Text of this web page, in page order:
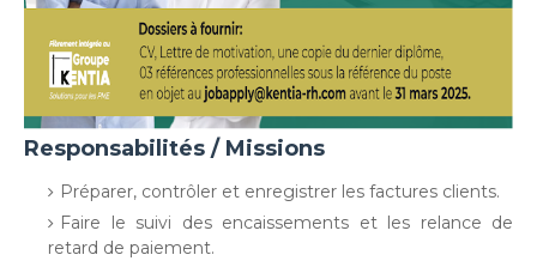
Responsabilités / Missions
Préparer, contrôler et enregistrer les factures clients.
Faire le suivi des encaissements et les relance de
retard de paiement.